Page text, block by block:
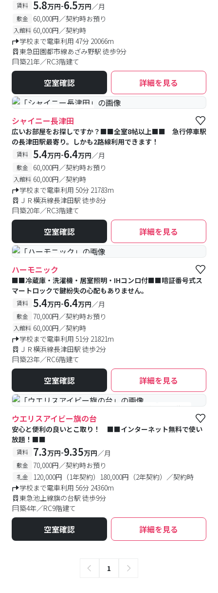
賃料 5.8万円-6.5万円／月
敷金 60,000円／契約時お預り
入館料 60,000円／契約時
学校まで電車利用 47分 20066m
東急田園都市線あざみ野駅 徒歩9分
築21年／RC3階建て
空室確認 詳細を見る
#予約受付中 #空室待ち
シャイニー長津田
広いお部屋をお探しですか？■■全室8帖以上■■ 急行停車駅
の長津田駅最寄り。しかも2路線利用できます！
賃料 5.4万円-6.4万円／月
敷金 60,000円／契約時お預り
入館料 60,000円／契約時
学校まで電車利用 50分 21783m
ＪＲ横浜線長津田駅 徒歩8分
築20年／RC3階建て
空室確認 詳細を見る
#予約受付中 #空室待ち
ハーモニック
■■冷蔵庫・洗濯機・居室照明・IHコンロ付■■暗証番号式ス
マートロックで鍵紛失の心配もありません。
賃料 5.4万円-6.4万円／月
敷金 70,000円／契約時お預り
入館料 60,000円／契約時
学校まで電車利用 51分 21821m
ＪＲ横浜線長津田駅 徒歩2分
築23年／RC6階建て
空室確認 詳細を見る
#食事付き #女性専用フロアあり #予約受付中 #空室待ち
ウエリスアイビー旗の台
安心と便利の良いとこ取り！ ■■インターネット無料で使い
放題！■■
賃料 7.3万円-9.35万円／月
敷金 70,000円／契約時お預り
礼金
120,000円（1年契約）180,000円（2年契約）／契約時
学校まで電車利用 56分 24360m
東急池上線旗の台駅 徒歩9分
築4年／RC9階建て
空室確認 詳細を見る
1